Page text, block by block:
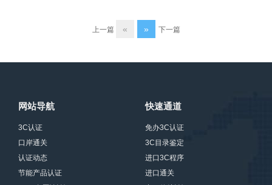
上一篇 « » 下一篇
网站导航
3C认证
口岸通关
认证动态
节能产品认证
快速通道
免办3C认证
3C目录鉴定
进口3C程序
进口通关